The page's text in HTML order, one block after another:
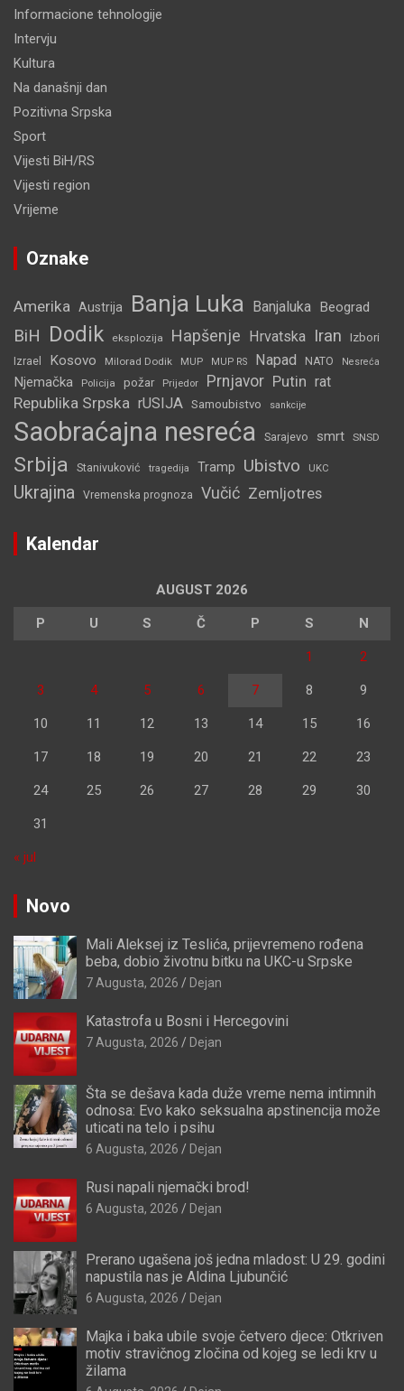
Informacione tehnologije
Intervju
Kultura
Na današnji dan
Pozitivna Srpska
Sport
Vijesti BiH/RS
Vijesti region
Vrijeme
Oznake
Amerika Austrija Banja Luka Banjaluka Beograd
BiH Dodik eksplozija Hapšenje Hrvatska Iran Izbori
Izrael Kosovo Milorad Dodik MUP MUP RS Napad NATO Nesreća
Njemačka Policija požar Prijedor Prnjavor Putin rat
Republika Srpska rUSIJA Samoubistvo sankcije
Saobraćajna nesreća Sarajevo smrt SNSD
Srbija Stanivuković tragedija Tramp Ubistvo UKC
Ukrajina Vremenska prognoza Vučić Zemljotres
Kalendar
AUGUST 2026
P U S Č P S N
1 2
3 4 5 6 7 8 9
10 11 12 13 14 15 16
17 18 19 20 21 22 23
24 25 26 27 28 29 30
31
« jul
Novo
Mali Aleksej iz Teslića, prijevremeno rođena
beba, dobio životnu bitku na UKC-u Srpske
7 Augusta, 2026 Dejan
Katastrofa u Bosni i Hercegovini
7 Augusta, 2026 Dejan
Šta se dešava kada duže vreme nema intimnih
odnosa: Evo kako seksualna apstinencija može
uticati na telo i psihu
6 Augusta, 2026 Dejan
Rusi napali njemački brod!
6 Augusta, 2026 Dejan
Prerano ugašena još jedna mladost: U 29. godini
napustila nas je Aldina Ljubunčić
6 Augusta, 2026 Dejan
Majka i baka ubile svoje četvero djece: Otkriven
motiv stravičnog zločina od kojeg se ledi krv u
žilama